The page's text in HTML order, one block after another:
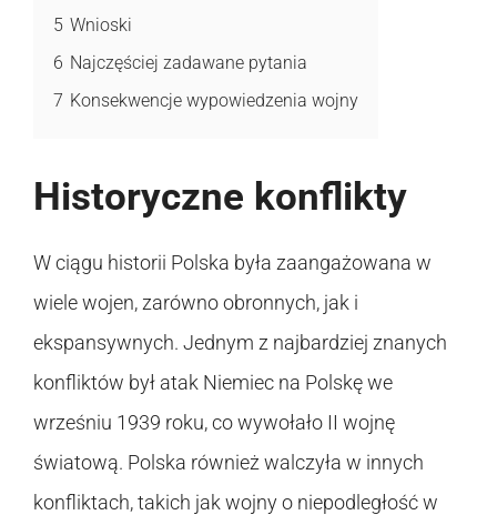
5 Wnioski
6 Najczęściej zadawane pytania
7 Konsekwencje wypowiedzenia wojny
Historyczne konflikty
W ciągu historii Polska była zaangażowana w
wiele wojen, zarówno obronnych, jak i
ekspansywnych. Jednym z najbardziej znanych
konfliktów był atak Niemiec na Polskę we
wrześniu 1939 roku, co wywołało II wojnę
światową. Polska również walczyła w innych
konfliktach, takich jak wojny o niepodległość w